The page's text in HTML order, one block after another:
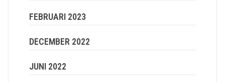
FEBRUARI 2023
DECEMBER 2022
JUNI 2022